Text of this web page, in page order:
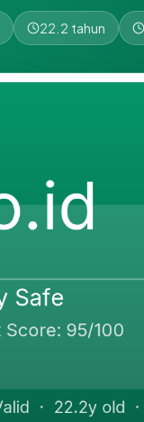
22.2 tahun